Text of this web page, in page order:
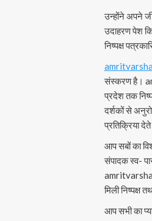
उन्होंने अपने
उदाहरण पेश
निष्पक्ष
संस्करण है।
प्रदेश तक
दर्शकों से
प्रतिक्रिया
आप सबों का
संपादक स्व-
मिली निष्पक्ष
आप सभी का